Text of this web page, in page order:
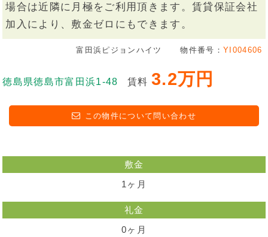
場合は近隣に月極をご利用頂きます。賃貸保証会社
加入により、敷金ゼロにもできます。
富田浜ピジョンハイツ 物件番号： YI004606
徳島県徳島市富田浜1-48 賃料 3.2万円
この物件について問い合わせ
敷金
1ヶ月
礼金
0ヶ月